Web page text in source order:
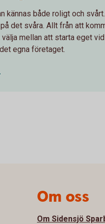
kännas både roligt och
det svåra. Allt från att
mellan att starta eget
egna företaget.
Om oss
Om Sidensjö